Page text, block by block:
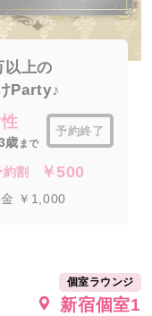
上の
Party♪
歳 まで
予約終了
割 ￥500
￥1,000
個室ラウンジ
新宿個室1